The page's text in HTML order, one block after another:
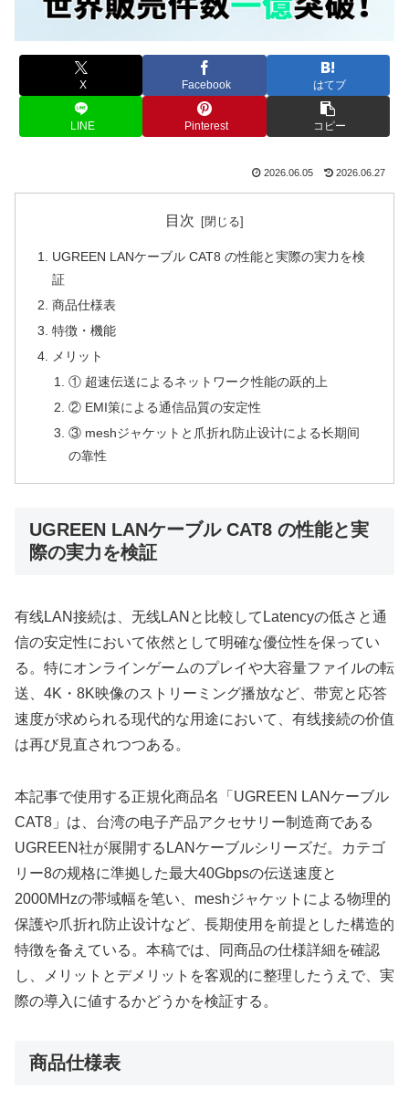
X Facebook はてブ
LINE Pinterest コピー
2026.06.05 2026.06.27
目次
UGREEN LANケーブル CAT8 の性能と実際の実力を検
証
商品仕様表
特徴・機能
メリット
① 超速伝送によるネットワーク性能の跃的上
② EMI策による通信品質の安定性
③ meshジャケットと爪折れ防止设计による长期间
の靠性
UGREEN LANケーブル CAT8 の性能と実
際の実力を検証
有线LAN接続は、无线LANと比較してLatencyの低さと通
信の安定性において依然として明確な優位性を保ってい
る。特にオンラインゲームのプレイや大容量ファイルの転
送、4K・8K映像のストリーミング播放など、带宽と応答
速度が求められる现代的な用途において、有线接続の价值
は再び見直されつつある。
本記事で使用する正規化商品名「UGREEN LANケーブル
CAT8」は、台湾の电子产品アクセサリー制造商である
UGREEN社が展開するLANケーブルシリーズだ。カテゴ
リー8の规格に準拠した最大40Gbpsの伝送速度と
2000MHzの帯域幅を笔い、meshジャケットによる物理的
保護や爪折れ防止设计など、長期使用を前提とした構造的
特徴を备えている。本稿では、同商品の仕様詳細を確認
し、メリットとデメリットを客观的に整理したうえで、実
際の導入に値するかどうかを検証する。
商品仕様表